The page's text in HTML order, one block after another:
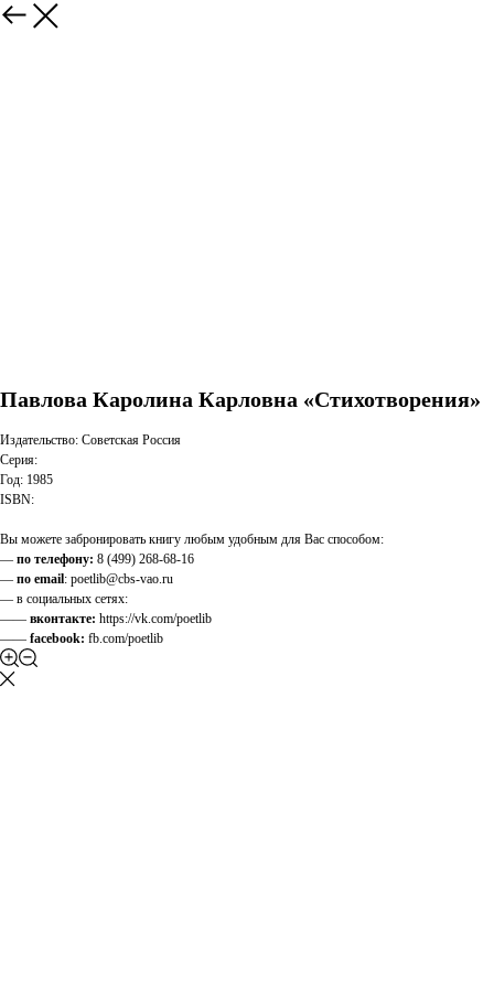
Павлова Каролина Карловна «Стихотворения»
Издательство: Советская Россия
Серия:
Год: 1985
ISBN:
Вы можете забронировать книгу любым удобным для Вас способом:
— по телефону: 8 (499) 268-68-16
— по email: poetlib@cbs-vao.ru
— в социальных сетях:
—— вконтакте: https://vk.com/poetlib
—— facebook: fb.com/poetlib